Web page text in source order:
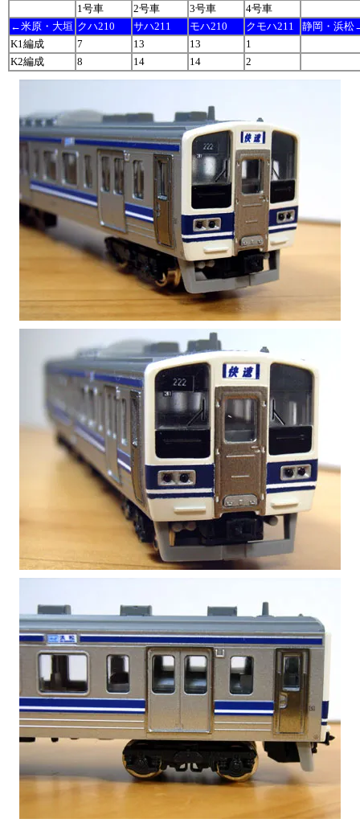
1号車 2号車 3号車 4号車
←米原・大垣 クハ210 サハ211 モハ210 クモハ211
静岡・浜
K1編成
7 13 13 1
K2編成
8 14 14 2